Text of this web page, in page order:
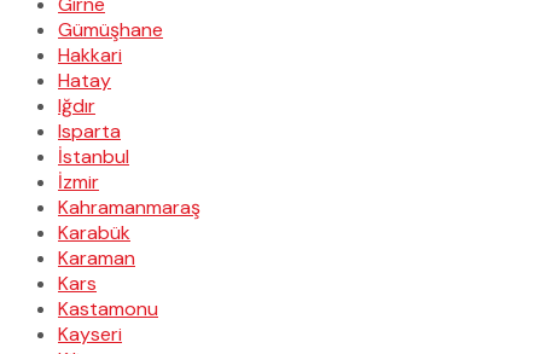
Gümüşhane
Hakkari
Hatay
Iğdır
Isparta
İstanbul
İzmir
Kahramanmaraş
Karabük
Karaman
Kars
Kastamonu
Kayseri